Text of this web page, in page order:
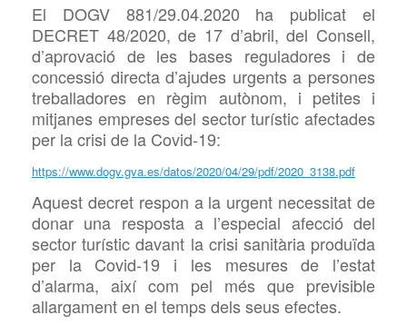
El DOGV 881/29.04.2020 ha publicat el
DECRET 48/2020, de 17 d’abril, del Consell,
d’aprovació de les bases reguladores i de
concessió directa d’ajudes urgents a persones
treballadores en règim autònom, i petites i
mitjanes empreses del sector turístic afectades
per la crisi de la Covid-19:
https://www.dogv.gva.es/datos/2020/04/29/pdf/2020_3138.pdf
Aquest decret respon a la urgent necessitat de
donar una resposta a l’especial afecció del
sector turístic davant la crisi sanitària produïda
per la Covid-19 i les mesures de l’estat
d’alarma, així com pel més que previsible
allargament en el temps dels seus efectes.